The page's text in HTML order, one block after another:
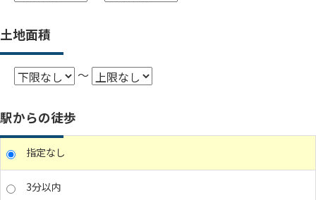
土地面積
～
駅からの徒歩
指定なし
3分以内